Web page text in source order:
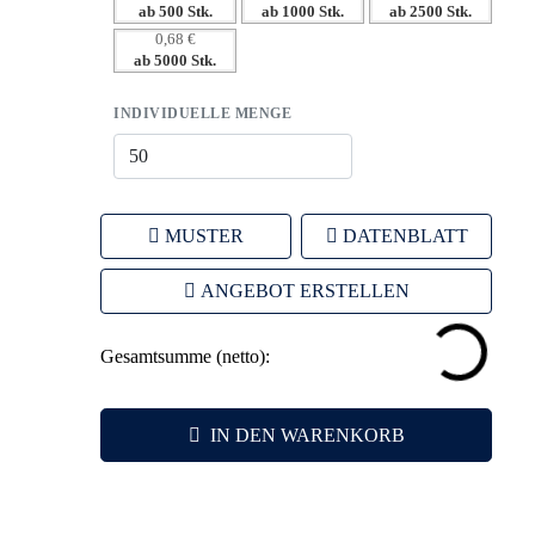
ab 500 Stk. ab 1000 Stk. ab 2500 Stk.
0,68 €
ab 5000 Stk.
INDIVIDUELLE MENGE
MUSTER DATENBLATT
ANGEBOT ERSTELLEN
Gesamtsumme (netto):
IN DEN WARENKORB